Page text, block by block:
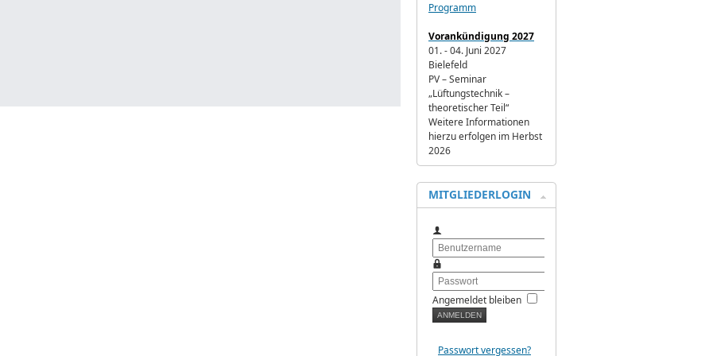
Programm
Vorankündigung 2027
01. - 04. Juni 2027
Bielefeld
PV – Seminar
„Lüftungstechnik –
theoretischer Teil“
Weitere Informationen
hierzu erfolgen im Herbst
2026
MITGLIEDERLOGIN
Angemeldet bleiben
Passwort vergessen?